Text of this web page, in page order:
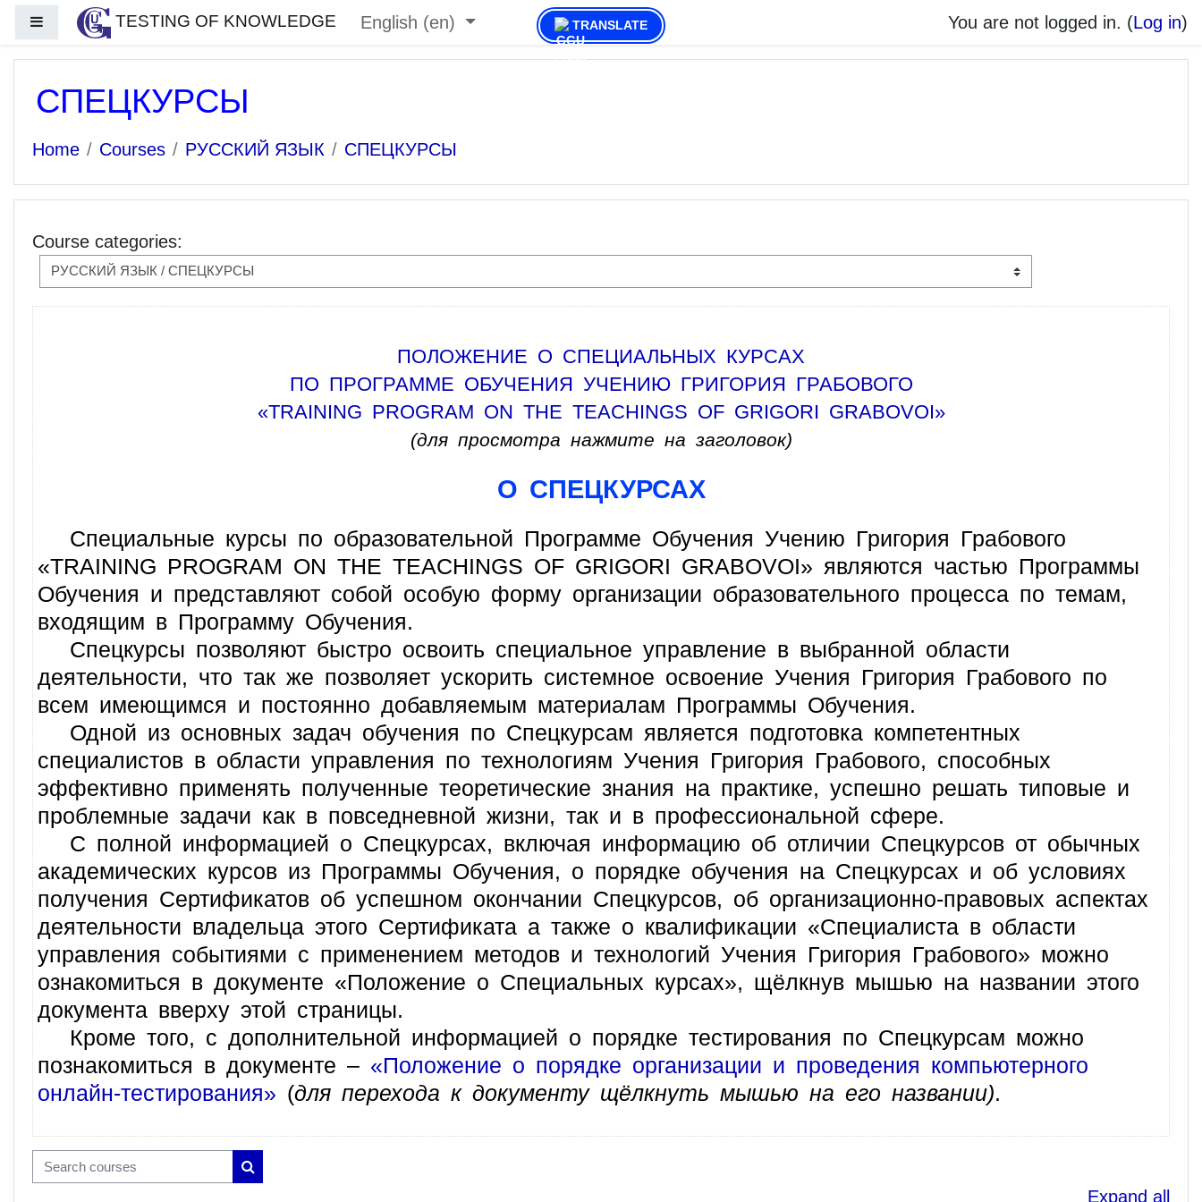
Skip to main content
Side panel TESTING OF KNOWLEDGE English ‎(en)‎ You are not logged in. (Log in)
СПЕЦКУРСЫ
Home Courses РУССКИЙ ЯЗЫК СПЕЦКУРСЫ
Course categories:
ПОЛОЖЕНИЕ О СПЕЦИАЛЬНЫХ КУРСАХ
ПО ПРОГРАММЕ ОБУЧЕНИЯ УЧЕНИЮ ГРИГОРИЯ ГРАБОВОГО
«TRAINING PROGRAM ON THE TEACHINGS OF GRIGORI GRABOVOI»
(для просмотра нажмите на заголовок)
О СПЕЦКУРСАХ
Специальные курсы по образовательной Программе Обучения Учению Григория Грабового
«TRAINING PROGRAM ON THE TEACHINGS OF GRIGORI GRABOVOI» являются частью Программы
Обучения и представляют собой особую форму организации образовательного процесса по темам,
входящим в Программу Обучения.
Спецкурсы позволяют быстро освоить специальное управление в выбранной области
деятельности, что так же позволяет ускорить системное освоение Учения Григория Грабового по
всем имеющимся и постоянно добавляемым материалам Программы Обучения.
Одной из основных задач обучения по Спецкурсам является подготовка компетентных
специалистов в области управления по технологиям Учения Григория Грабового, способных
эффективно применять полученные теоретические знания на практике, успешно решать типовые и
проблемные задачи как в повседневной жизни, так и в профессиональной сфере.
С полной информацией о Спецкурсах, включая информацию об отличии Спецкурсов от обычных
академических курсов из Программы Обучения, о порядке обучения на Спецкурсах и об условиях
получения Сертификатов об успешном окончании Спецкурсов, об организационно-правовых аспектах
деятельности владельца этого Сертификата а также о квалификации «Специалиста в области
управления событиями с применением методов и технологий Учения Григория Грабового» можно
ознакомиться в документе «Положение о Специальных курсах», щёлкнув мышью на названии этого
документа вверху этой страницы.
Кроме того, с дополнительной информацией о порядке тестирования по Спецкурсам можно
познакомиться в документе – «Положение о порядке организации и проведения компьютерного
онлайн-тестирования» (для перехода к документу щёлкнуть мышью на его названии).
Search courses Search courses
Expand all
TRANSLATE